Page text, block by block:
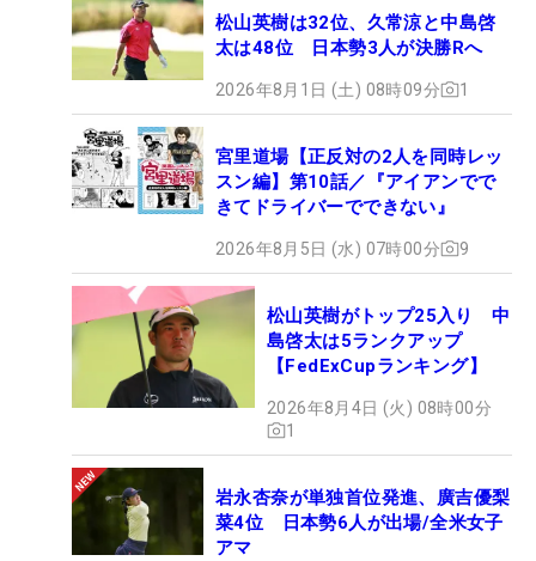
松山英樹は32位、久常涼と中島啓
太は48位 日本勢3人が決勝Rへ
2026年8月1日 (土) 08時09分 1
宮里道場【正反対の2人を同時レッ
スン編】第10話／『アイアンでで
きてドライバーでできない』
2026年8月5日 (水) 07時00分 9
松山英樹がトップ25入り 中
島啓太は5ランクアップ
【FedExCupランキング】
2026年8月4日 (火) 08時00分
1
岩永杏奈が単独首位発進、廣吉優梨
菜4位 日本勢6人が出場/全米女子
アマ